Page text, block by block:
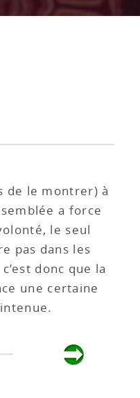
de le montrer) à
a force
le seul
pas dans les
donc que la
une certaine